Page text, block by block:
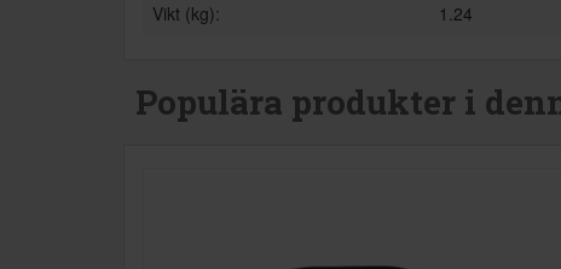
Vikt (kg):
1.24
Populära produkter i